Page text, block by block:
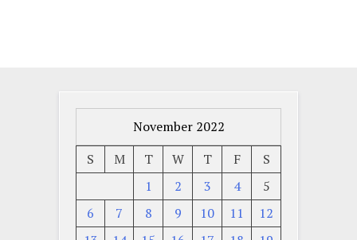
November 2022
S
M T W T F
S
1
2 3 4
5
6
7 8 9 10 11
12